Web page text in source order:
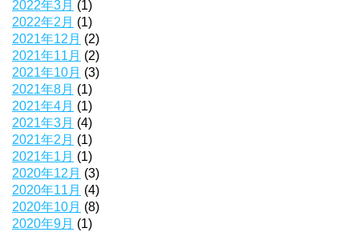
2022年3月 (1)
2022年2月 (1)
2021年12月 (2)
2021年11月 (2)
2021年10月 (3)
2021年8月 (1)
2021年4月 (1)
2021年3月 (4)
2021年2月 (1)
2021年1月 (1)
2020年12月 (3)
2020年11月 (4)
2020年10月 (8)
2020年9月 (1)